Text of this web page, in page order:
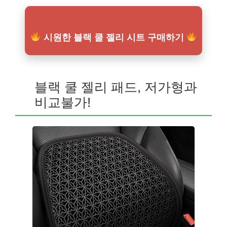
시원한 블랙 쿨 젤리 시트 구매하기
블랙 쿨 젤리 패드, 저가형과
비교불가!